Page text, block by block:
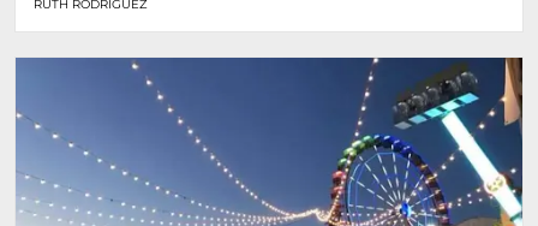
RUTH RODRÍGUEZ